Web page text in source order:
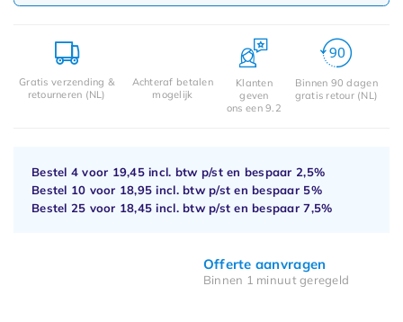
Gratis verzending &
retourneren (NL)
Achteraf betalen
mogelijk
Klanten
geven
ons een 9.2
Binnen 90 dagen
gratis retour (NL)
Bestel 4 voor 19,45incl. btw p/st en bespaar 2,5%
Bestel 10 voor 18,95 incl. btw p/st en bespaar 5%
Bestel 25 voor 18,45 incl. btw p/st en bespaar7,5%
Offerte aanvragen
Binnen 1 minuut geregeld